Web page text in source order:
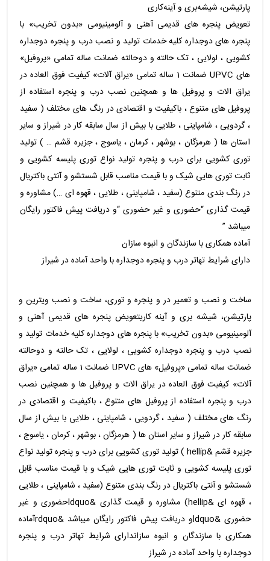
پارتیشن، شیشه‌بری و آینه‌کاری
تعویض پنجره های قدیمی آهنی و آلومینیومی «بدون تخریب» با
پنجره های دوجداره کلیه خدمات تولید و نصب درب و پنجره دوجداره
کشویی ، لولایی ، تک حالته و دوحالته ضمانت ساله تمامی «پروفیل»
های UPVC ضمانت 1 ساله تمامی «یراق آلات» کیفیت فوق العاده در
یراق الات و پروفیل ها و همچنین نصب درب و پنجره استفاده از
پروفیل های متنوع ، باکیفیت و اقتصادی در رنگ های مختلف ( سفید
، گردویی ، شامپاینی ، طلایی با بیش از سال سابقه کار در شیراز و سایر
استان ها ( هرمزگان ، بوشهر ، کرمان ، یاسوج ، جزیره قشم … ) تولید
توری کشویی برای درب و پنجره تولید نواع توری پلیسه کشویی و
ثابت توری هایی شیک و با قیمت مناسب قابل شستشو و آنتی باکتریال
در رنگ بندی متنوع (سفید ، شامپاینی ، طلایی ، قهوه ای …) مشاوره و
قیمت گذاری “حضوری و غیر حضوری “و دریافت پیش فاکتور رایگان
میباشد ”
آماده همکاری با سازندگان و انبوه سازان
دارای شرایط تهاتر درب و پنجره دوجداره با واحد آماده در شیراز
ساخت و نصب و تعمیر در و پنجره و توری، ساخت و نصب ویترین و
پارتیشن، شیشه بری و آینه کاریتعویض پنجره های قدیمی آهنی و
آلومینیومی «بدون تخریب» با پنجره های دوجداره کلیه خدمات تولید و
نصب درب و پنجره دوجداره کشویی ، لولایی ، تک حالته و دوحالته
ضمانت ساله تمامی «پروفیل» های UPVC ضمانت 1 ساله تمامی «یراق
آلات» کیفیت فوق العاده در یراق الات و پروفیل ها و همچنین نصب
درب و پنجره استفاده از پروفیل های متنوع ، باکیفیت و اقتصادی در
رنگ های مختلف ( سفید ، گردویی ، شامپاینی ، طلایی با بیش از سال
سابقه کار در شیراز و سایر استان ها ( هرمزگان ، بوشهر ، کرمان ، یاسوج ،
جزیره قشم &hellip ) تولید توری کشویی برای درب و پنجره تولید نواع
توری پلیسه کشویی و ثابت توری هایی شیک و با قیمت مناسب قابل
شستشو و آنتی باکتریال در رنگ بندی متنوع (سفید ، شامپاینی ، طلایی
، قهوه ای &hellip) مشاوره و قیمت گذاری &ldquoحضوری و غیر
حضوری &ldquoو دریافت پیش فاکتور رایگان میباشد &rdquoآماده
همکاری با سازندگان و انبوه سازاندارای شرایط تهاتر درب و پنجره
دوجداره با واحد آماده در شیراز